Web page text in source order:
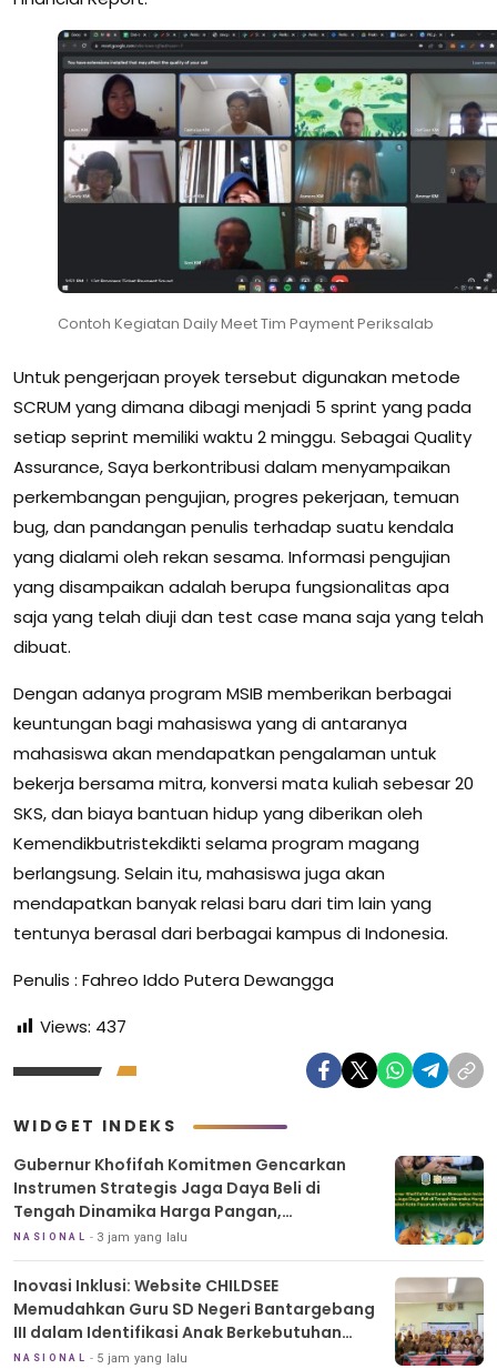
Contoh Kegiatan Daily Meet Tim Payment Periksalab
Untuk pengerjaan proyek tersebut digunakan metode
SCRUM yang dimana dibagi menjadi 5 sprint yang pada
setiap seprint memiliki waktu 2 minggu. Sebagai Quality
Assurance, Saya berkontribusi dalam menyampaikan
perkembangan pengujian, progres pekerjaan, temuan
bug, dan pandangan penulis terhadap suatu kendala
yang dialami oleh rekan sesama. Informasi pengujian
yang disampaikan adalah berupa fungsionalitas apa
saja yang telah diuji dan test case mana saja yang telah
dibuat.
Dengan adanya program MSIB memberikan berbagai
keuntungan bagi mahasiswa yang di antaranya
mahasiswa akan mendapatkan pengalaman untuk
bekerja bersama mitra, konversi mata kuliah sebesar 20
SKS, dan biaya bantuan hidup yang diberikan oleh
Kemendikbutristekdikti selama program magang
berlangsung. Selain itu, mahasiswa juga akan
mendapatkan banyak relasi baru dari tim lain yang
tentunya berasal dari berbagai kampus di Indonesia.
Penulis : Fahreo Iddo Putera Dewangga
Views: 437
WIDGET INDEKS
Gubernur Khofifah Komitmen Gencarkan
Instrumen Strategis Jaga Daya Beli di
Tengah Dinamika Harga Pangan,
Masyarakat Kota Pasuruan Antusias Serbu
Pasar Murah dan Bendera Merah Putih
NASIONAL 3 jam yang lalu
Inovasi Inklusi: Website CHILDSEE
Memudahkan Guru SD Negeri Bantargebang
III dalam Identifikasi Anak Berkebutuhan
Khusus
NASIONAL 5 jam yang lalu